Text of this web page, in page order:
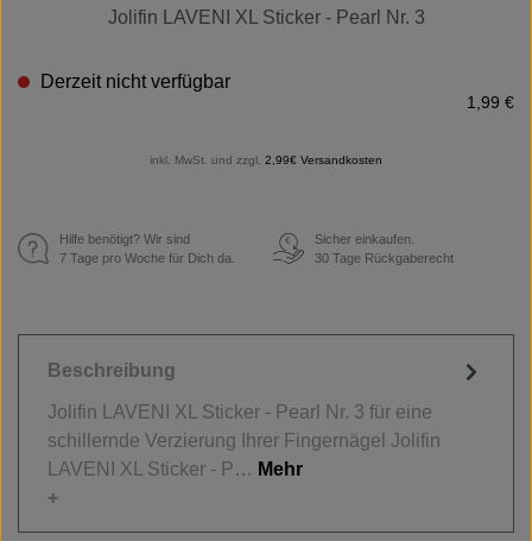
Jolifin LAVENI XL Sticker - Pearl Nr. 3
Derzeit nicht verfügbar
1,99 €
inkl. MwSt. und zzgl. 2,99€ Versandkosten
Hilfe benötigt? Wir sind
7 Tage pro Woche für Dich da.
€
Sicher einkaufen.
30 Tage Rückgaberecht
Beschreibung
Jolifin LAVENI XL Sticker - Pearl Nr. 3 für eine
schillernde Verzierung Ihrer Fingernägel Jolifin
LAVENI XL Sticker - P… Mehr